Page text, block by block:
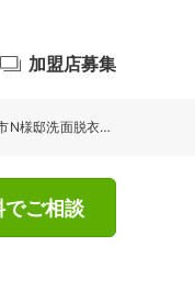
加盟店募集
室暖房機設置工事が完了しました。
でご相談